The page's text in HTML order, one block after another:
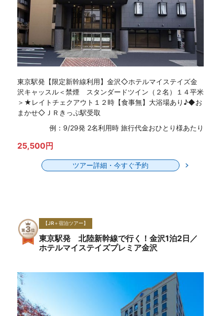
東京駅発【限定新幹線利用】金沢◇ホテルマイステイズ金
沢キャッスル＜禁煙 スタンダードツイン（２名）１４平米
＞★レイトチェクアウト１２時【食事無】大浴場あり♪◆お
まかせ◇ＪＲきっぷ駅受取
例：9/29発 2名利用時 旅行代金おひとり様あたり
25,500円
ツアー詳細・今すぐ予約
【JR＋宿泊ツアー】
東京駅発 北陸新幹線で行く！金沢1泊2日／
ホテルマイステイズプレミア金沢